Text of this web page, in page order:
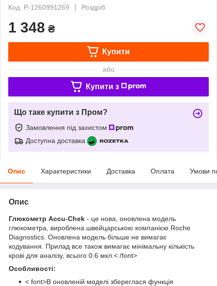
Код: P-1260991269
Роздріб
1 348 ₴
Купити
або
Купити з
Що таке купити з Пром?
Замовлення під захистом
Доступна доставка
Опис Характеристики Доставка Оплата Умови
Опис
Глюкометр Accu-Chek - це нова, оновлена модель
глюкометра, вироблена швейцарською компанією Roche
Diagnostics. Оновлена модель більше не вимагає
кодування. Прилад все також вимагає мінімальну кількість
крові для аналізу, всього 0.6 мкл.< /font>
Особливості:
< font>В оновленій моделі збереглася функція